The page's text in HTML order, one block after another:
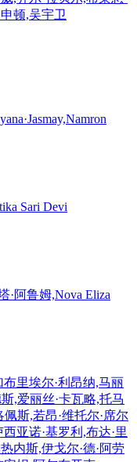
顿,吴宇卫
Sari Devi
·阿鲁姆,Nova Eliza
布里埃尔·利昂纳,马丽
,爱丽丝·卡瓦略,托马
斯,若昂·维托尔·席尔
亚诺·基罗利,布达·里
内斯,伊戈尔·德·阿劳